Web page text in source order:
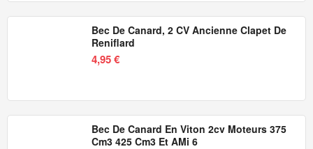
Bec De Canard, 2 CV Ancienne Clapet De
Reniflard
4,95 €
Bec De Canard En Viton 2cv Moteurs 375
Cm3 425 Cm3 Et AMi 6